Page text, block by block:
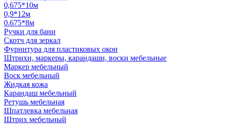
0,675*10м
0,9*12м
0.675*8м
Ручки для бани
Скотч для зеркал
Фурнитура для пластиковых окон
Штрихи, маркеры, карандаши, воски мебельные
Маркер мебельный
Воск мебельный
Жидкая кожа
Карандаш мебельный
Ретушь мебельная
Шпатлевка мебельная
Штрих мебельный